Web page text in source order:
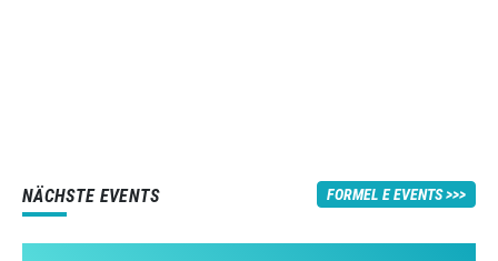
NÄCHSTE EVENTS FORMEL E EVENTS